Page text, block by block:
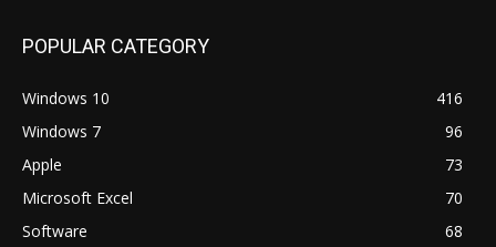
POPULAR CATEGORY
Windows 10
416
Windows 7
96
Apple
73
Microsoft Excel
70
Software
68